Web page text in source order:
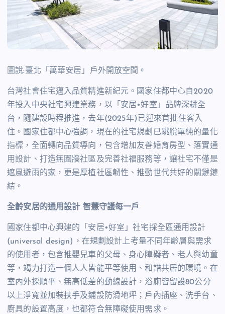
圖說:臺北「萬華安居」戶外開放空間。
台灣社會住宅邁入品質精進新紀元。國家住都中心自2020
年投入中央社宅興建業務，以「安居•好室」品牌深耕全
台，隨建設時程推進，去年(2025年) 已迎來首批住客入
住。國家住都中心強調，現在的社宅規劃已跳脫單純的量化
指標，全面轉向品質導向，包含增加友善婚育房型、落實通
用設計、打造無圍牆社區及完善社福服務等，讓社宅不僅是
遮風避雨的家，更是厚植社區韌性、推動世代共好的關鍵鏈
結。
全齡安居的通用設計 智慧守護每一戶
國家住都中心興建的「安居•好室」社宅採全區通用設計
(universal design) ，在規劃設計上考量不同年齡層與需求
的使用者，包含推嬰兒車的父母、身心障礙者、老人與幼童
等，竭力打造一個人人皆能平等使用、和諧共居的環境。在
室內外採順平、無高低差的動線設計，浴廁皆留設80公分
以上淨寬並加裝扶手及鋪設防滑地坪；戶內插座、洗手台、
廚具的設置高度，也都符合無障礙使用需求。